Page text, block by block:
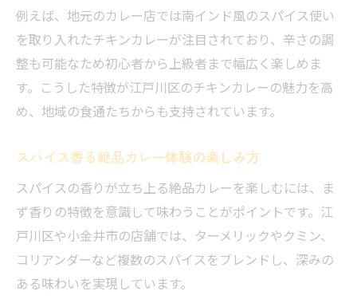
小金井市で味わう本格スパイスカレーの魅
力
人気のカレー食堂で体感する新しい味覚体
験
スパイス香るチキン料理が食欲を刺激する理由
カレーとスパイスの相乗効果が生む美味し
さ
チキン料理で感じるカレーの風味と深み
スパイス香るカレーが食欲をそそる秘密
本格派に愛されるチキンカレーの特徴とは
例えば、地元のカレー店では南インド風のスパイス使い
を取り入れたチキンカレーが注目されており、辛さの調
整も可能なため初心者から上級者まで幅広く楽しめま
す。こうした特徴が江戸川区のチキンカレーの魅力を高
め、地域の食通たちからも支持されています。
スパイス香る絶品カレー体験の楽しみ方
スパイスの香りが立ち上る絶品カレーを楽しむには、ま
ず香りの特徴を意識して味わうことがポイントです。江
戸川区や小金井市の店舗では、ターメリックやクミン、
コリアンダーなど複数のスパイスをブレンドし、深みの
ある味わいを実現しています。